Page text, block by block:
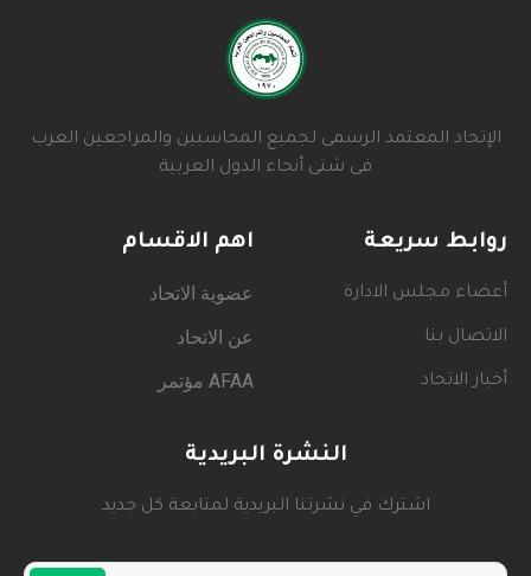
الإتحاد المعتمد الرسمى لجميع المحاسبين والمراجعين العرب
فى شتى أنحاء الدول العربية
روابط سريعة
أعضاء مجلس الادارة
الاتصال بنا
أخبار الاتحاد
اهم الاقسام
عضوية الاتحاد
عن الاتحاد
AFAA مؤتمر
النشرة البريدية
اشترك في نشرتنا البريدية لمتابعة كل جديد